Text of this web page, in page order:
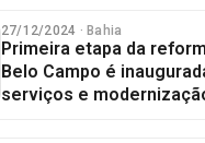
27/12/2024 · Bahia
Primeira etapa da
Belo Campo é
serviços e